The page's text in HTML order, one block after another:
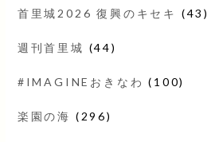
首里城2026 復興のキセキ (43)
週刊首里城 (44)
#IMAGINEおきなわ (100)
楽園の海 (296)